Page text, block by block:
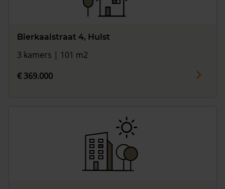
Bierkaaistraat 4, Hulst
3 kamers | 101 m2
€ 369.000